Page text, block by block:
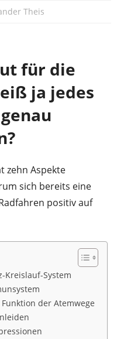
Theis
für die
ja jedes
zehn Aspekte
sich bereits eine
positiv auf
Kreislauf-System
der Atemwege